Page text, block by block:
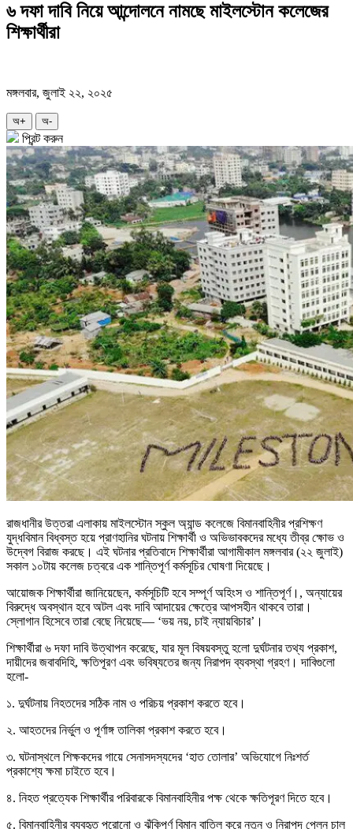
৬ দফা দাবি নিয়ে আন্দোলনে নামছে মাইলস্টোন কলেজের
শিক্ষার্থীরা
মঙ্গলবার, জুলাই ২২, ২০২৫
অ+ অ-
প্রিন্ট করুন
রাজধানীর উত্তরা এলাকায় মাইলস্টোন স্কুল অ্যান্ড কলেজে বিমানবাহিনীর প্রশিক্ষণ
যুদ্ধবিমান বিধ্বস্ত হয়ে প্রাণহানির ঘটনায় শিক্ষার্থী ও অভিভাবকদের মধ্যে তীব্র ক্ষোভ ও
উদ্বেগ বিরাজ করছে। এই ঘটনার প্রতিবাদে শিক্ষার্থীরা আগামীকাল মঙ্গলবার (২২ জুলাই)
সকাল ১০টায় কলেজ চত্বরে এক শান্তিপূর্ণ কর্মসূচির ঘোষণা দিয়েছে।
আয়োজক শিক্ষার্থীরা জানিয়েছেন, কর্মসূচিটি হবে সম্পূর্ণ অহিংস ও শান্তিপূর্ণ।, অন্যায়ের
বিরুদ্ধে অবস্থান হবে অটল এবং দাবি আদায়ের ক্ষেত্রে আপসহীন থাকবে তারা।
স্লোগান হিসেবে তারা বেছে নিয়েছে— ‘ভয় নয়, চাই ন্যায়বিচার’।
শিক্ষার্থীরা ৬ দফা দাবি উত্থাপন করেছে, যার মূল বিষয়বস্তু হলো দুর্ঘটনার তথ্য প্রকাশ,
দায়ীদের জবাবদিহি, ক্ষতিপূরণ এবং ভবিষ্যতের জন্য নিরাপদ ব্যবস্থা গ্রহণ। দাবিগুলো
হলো-
১. দুর্ঘটনায় নিহতদের সঠিক নাম ও পরিচয় প্রকাশ করতে হবে।
২. আহতদের নির্ভুল ও পূর্ণাঙ্গ তালিকা প্রকাশ করতে হবে।
৩. ঘটনাস্থলে শিক্ষকদের গায়ে সেনাসদস্যদের ‘হাত তোলার’ অভিযোগে নিঃশর্ত
প্রকাশ্যে ক্ষমা চাইতে হবে।
৪. নিহত প্রত্যেক শিক্ষার্থীর পরিবারকে বিমানবাহিনীর পক্ষ থেকে ক্ষতিপূরণ দিতে হবে।
৫. বিমানবাহিনীর ব্যবহৃত পুরোনো ও ঝুঁকিপূর্ণ বিমান বাতিল করে নতুন ও নিরাপদ প্লেন চালু